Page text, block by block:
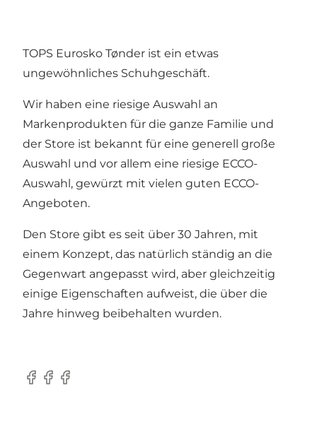
TOPS Eurosko Tønder ist ein etwas
ungewöhnliches Schuhgeschäft.
Wir haben eine riesige Auswahl an
Markenprodukten für die ganze Familie und
der Store ist bekannt für eine generell große
Auswahl und vor allem eine riesige ECCO-
Auswahl, gewürzt mit vielen guten ECCO-
Angeboten.
Den Store gibt es seit über 30 Jahren, mit
einem Konzept, das natürlich ständig an die
Gegenwart angepasst wird, aber gleichzeitig
einige Eigenschaften aufweist, die über die
Jahre hinweg beibehalten wurden.
Facebook
Facebook
Facebook